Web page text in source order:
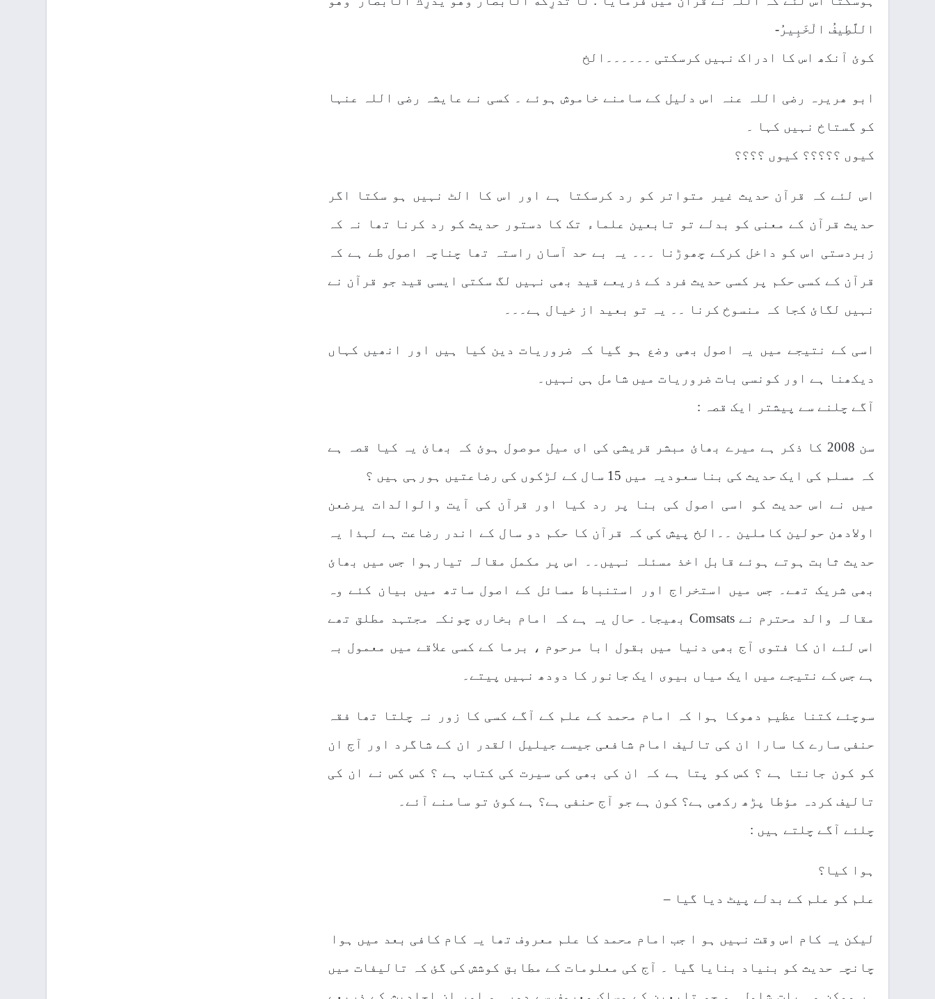
اللَّطِيفُ الْخَبِيرُ-
کوئ آنکھ اس کا ادراک نہیں کرسکتی ۔۔۔۔۔۔الخ
ابو ھریرہ رضی اللہ عنہ اس دلیل کے سامنے خاموش ہوئے ۔ کسی نے عایشہ رضی اللہ عنہا
کو گستاخ نہیں کہا ۔
کیوں ؟؟؟؟؟ کیوں ؟؟؟؟
اس لئے کہ قرآن حدیث غیر متواتر کو رد کرسکتا ہے اور اس کا الٹ نہیں ہو سکتا اگر
حدیث قرآن کے معنی کو بدلے تو تابعین علماء تک کا دستور حدیث کو رد کرنا تھا نہ کہ
زبردستی اس کو داخل کرکے چھوڑنا ۔۔۔ یہ بے حد آسان راستہ تھا چناچہ اصول طے ہے کہ
قرآن کے کسی حکم پر کسی حدیث فرد کے ذریعے قید بھی نہیں لگ سکتی ایسی قید جو قرآن نے
نہیں لگائ کجا کہ منسوخ کرنا ۔۔ یہ تو بعید از خیال ہے۔۔۔
اسی کے نتیجے میں یہ اصول بھی وضع ہو گیا کہ ضروریات دین کیا ہیں اور انھیں کہاں
دیکھنا ہے اور کونسی بات ضروریات میں شامل ہی نہیں۔
آگے چلنے سے پیشتر ایک قصہ :
سن 2008 کا ذکر ہے میرے بھائ مبشر قریشی کی ای میل موصول ہوئ کہ بھائ یہ کیا قصہ ہے
کہ مسلم کی ایک حدیث کی بنا سعودیہ میں 15 سال کے لڑکوں کی رضاعتیں ہورہی ہیں ؟
میں نے اس حدیث کو اسی اصول کی بنا پر رد کیا اور قرآن کی آیت والوالدات یرضعن
اولادھن حولین کاملین ۔۔الخ پیش کی کہ قرآن کا حکم دو سال کے اندر رضاعت ہے لہذا یہ
حدیث ثابت ہوتے ہوئے قابل اخذ مسئلہ نہیں۔۔ اس پر مکمل مقالہ تیارہوا جس میں بھائ
بھی شریک تھے۔ جس میں استخراج اور استنباط مسائل کے اصول ساتھ میں بیان کئے وہ
مقالہ والد محترم نے Comsats بھیجا۔ حال یہ ہے کہ امام بخاری چونکہ مجتہد مطلق تھے
اس لئے ان کا فتوی آج بھی دنیا میں بقول ابا مرحوم ، برما کے کسی علاقے میں معمول بہ
ہے جس کے نتیجے میں ایک میاں بیوی ایک جانور کا دودھ نہیں پیتے۔
سوچئے کتنا عظیم دھوکا ہوا کہ امام محمد کے علم کے آگے کسی کا زور نہ چلتا تھا فقہ
حنفی سارے کا سارا ان کی تالیف امام شافعی جیسے جیلیل القدر ان کے شاگرد اور آج ان
کو کون جانتا ہے ؟ کس کو پتا ہے کہ ان کی بھی کی سیرت کی کتاب ہے ؟ کس کس نے ان کی
تالیف کردہ مؤطا پڑھ رکھی ہے؟ کون ہے جو آج حنفی ہے؟ ہے کوئ تو سامنے آئے۔
چلئے آگے چلتے ہیں :
ہوا کیا؟
علم کو علم کے بدلے پیٹ دیا گیا –
لیکن یہ کام اس وقت نہیں ہو ا جب امام محمد کا علم معروف تھا یہ کام کافی بعد میں ہوا
چانچہ حدیث کو بنیاد بنایا گیا ۔ آج کی معلومات کے مطابق کوشش کی گئ کہ تالیفات میں